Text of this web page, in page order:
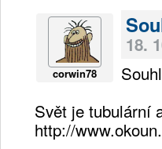
corwin78
18.
Svět je tubulární
http://